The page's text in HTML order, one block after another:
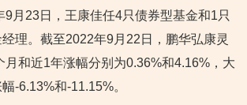
9月23日，王康佳任4只债券型基金和1只
理。截至2022年9月22日，鹏华弘康灵
月和近1年涨幅分别为0.36%和4.16%，大
-6.13%和-11.15%。